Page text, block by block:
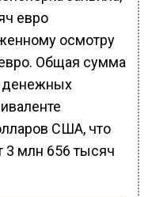
евро
осмотру
Общая сумма
денежных
США, что
3 млн 656 тысяч